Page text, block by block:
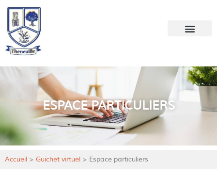
ESPACE PARTICULIERS
Accueil > Guichet virtuel > Espace particuliers